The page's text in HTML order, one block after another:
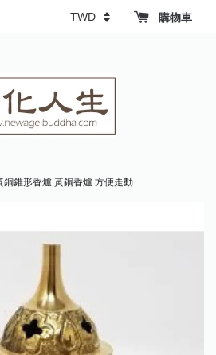
購物車
銅錐形香爐 黃銅香爐 方便走動